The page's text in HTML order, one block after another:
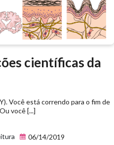
científicas da
Você está correndo para o fim de
você [...]
06/14/2019